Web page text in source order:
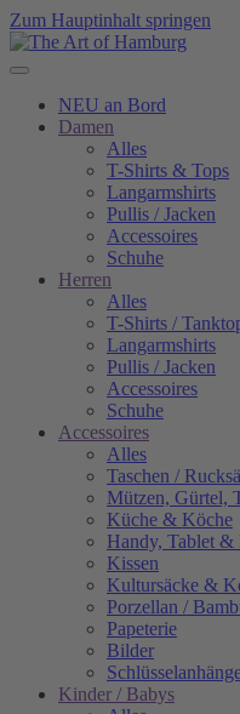
Zum Hauptinhalt springen
NEU an Bord
Damen
Alles
T-Shirts & Tops
Langarmshirts
Pullis / Jacken
Accessoires
Schuhe
Herren
Alles
T-Shirts /
Langarmshirts
Pullis / Jacken
Accessoires
Schuhe
Accessoires
Alles
Taschen /
Mützen, Gürtel,
Küche & Köche
Handy, Tablet &
Kissen
Kultursäcke &
Porzellan /
Papeterie
Bilder
Kinder / Babys